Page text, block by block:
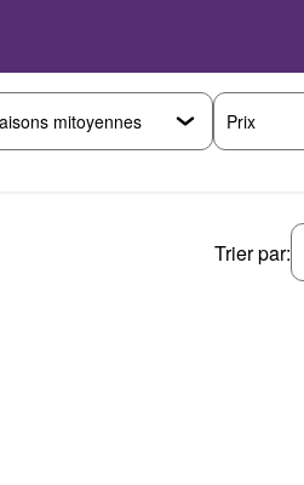
Prix
Trier par: